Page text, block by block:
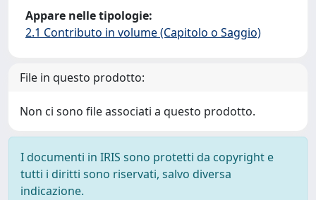
Appare nelle tipologie:
2.1 Contributo in volume (Capitolo o Saggio)
File in questo prodotto:
Non ci sono file associati a questo prodotto.
I documenti in IRIS sono protetti da copyright e
tutti i diritti sono riservati, salvo diversa
indicazione.